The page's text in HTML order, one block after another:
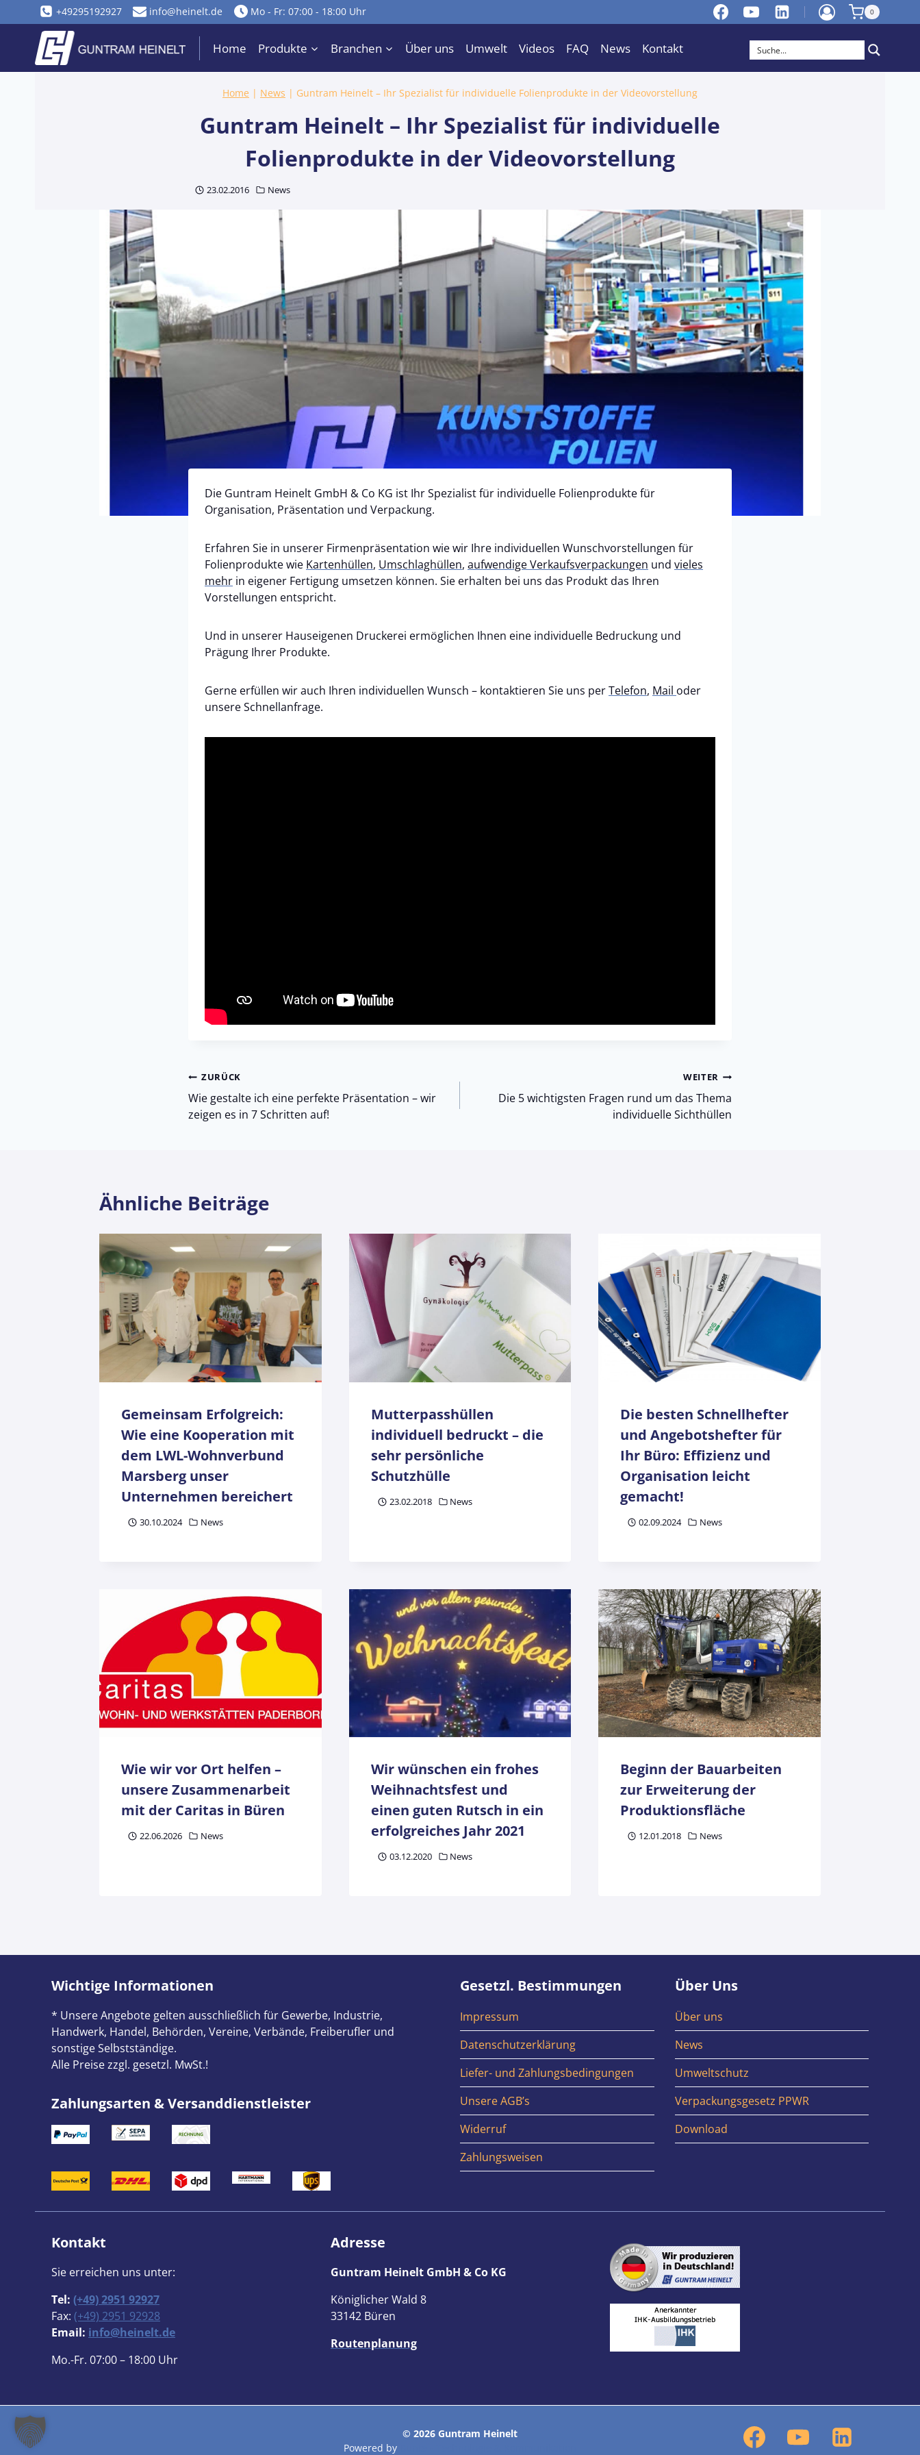
Inhalt
springen
+49295192927 info@heinelt.de Mo - Fr: 07:00 - 18:00 Uhr 0
Home Produkte Branchen Über uns Umwelt Videos FAQ News Kontakt
Home | News | Guntram Heinelt – Ihr Spezialist für individuelle Folienprodukte in der Videovorstellung
Guntram Heinelt – Ihr Spezialist für individuelle
Folienprodukte in der Videovorstellung
23.02.2016 News
Die Guntram Heinelt GmbH & Co KG ist Ihr Spezialist für individuelle Folienprodukte für
Organisation, Präsentation und Verpackung.
Erfahren Sie in unserer Firmenpräsentation wie wir Ihre individuellen Wunschvorstellungen für
Folienprodukte wie Kartenhüllen, Umschlaghüllen, aufwendige Verkaufsverpackungen und vieles
mehr in eigener Fertigung umsetzen können. Sie erhalten bei uns das Produkt das Ihren
Vorstellungen entspricht.
Und in unserer Hauseigenen Druckerei ermöglichen Ihnen eine individuelle Bedruckung und
Prägung Ihrer Produkte.
Gerne erfüllen wir auch Ihren individuellen Wunsch – kontaktieren Sie uns perTelefon, Mail oder
unsere Schnellanfrage.
Beitragsnavigation
ZURÜCK
Wie gestalte ich eine perfekte Präsentation – wir
zeigen es in 7 Schritten auf!
WEITER
Die 5 wichtigsten Fragen rund um das Thema
individuelle Sichthüllen
Ähnliche Beiträge
Gemeinsam Erfolgreich:
Wie eine Kooperation mit
dem LWL-Wohnverbund
Marsberg unser
Unternehmen bereichert
30.10.2024 News
Mutterpasshüllen
individuell bedruckt – die
sehr persönliche
Schutzhülle
23.02.2018 News
Die besten Schnellhefter
und Angebotshefter für
Ihr Büro: Effizienz und
Organisation leicht
gemacht!
02.09.2024 News
Wie wir vor Ort helfen –
unsere Zusammenarbeit
mit der Caritas in Büren
22.06.2026 News
Wir wünschen ein frohes
Weihnachtsfest und
einen guten Rutsch in ein
erfolgreiches Jahr 2021
03.12.2020 News
Beginn der Bauarbeiten
zur Erweiterung der
Produktionsfläche
12.01.2018 News
Wichtige Informationen
* Unsere Angebote gelten ausschließlich für Gewerbe, Industrie,
Handwerk, Handel, Behörden, Vereine, Verbände, Freiberufler und
sonstige Selbstständige.
Alle Preise zzgl. gesetzl. MwSt.!
Zahlungsarten & Versanddienstleister
Gesetzl. Bestimmungen
Impressum
Datenschutzerklärung
Liefer- und Zahlungsbedingungen
Unsere AGB’s
Widerruf
Zahlungsweisen
Über Uns
Über uns
News
Umweltschutz
Verpackungsgesetz PPWR
Download
Kontakt
Sie erreichen uns unter:
Tel: (+49) 2951 92927
Fax: (+49) 2951 92928
Email: info@heinelt.de
Mo.-Fr. 07:00 – 18:00 Uhr
Adresse
Guntram Heinelt GmbH & Co KG
Königlicher Wald 8
33142 Büren
Routenplanung
© 2026 Guntram Heinelt
Powered by